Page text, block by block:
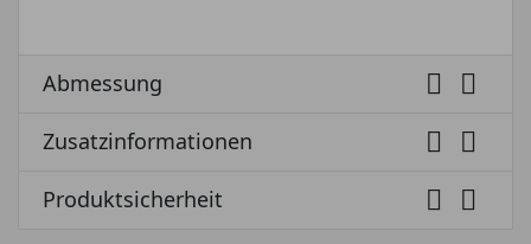
Abmessung  
Zusatzinformationen  
Produktsicherheit  